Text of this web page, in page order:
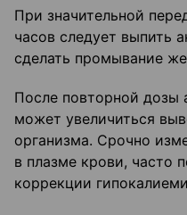
При значительной
часов следует выпить
сделать промывание
После повторной дозы
может увеличиться
организма. Срочно
в плазме крови, часто
коррекции